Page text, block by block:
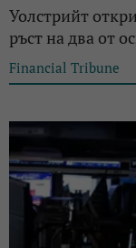
Уолстрийт
ръст на два от
Financial Tribune